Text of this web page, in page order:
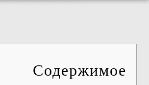
Содержимое